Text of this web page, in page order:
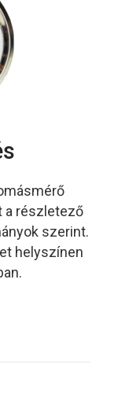
a részletező
szerint.
helyszínen